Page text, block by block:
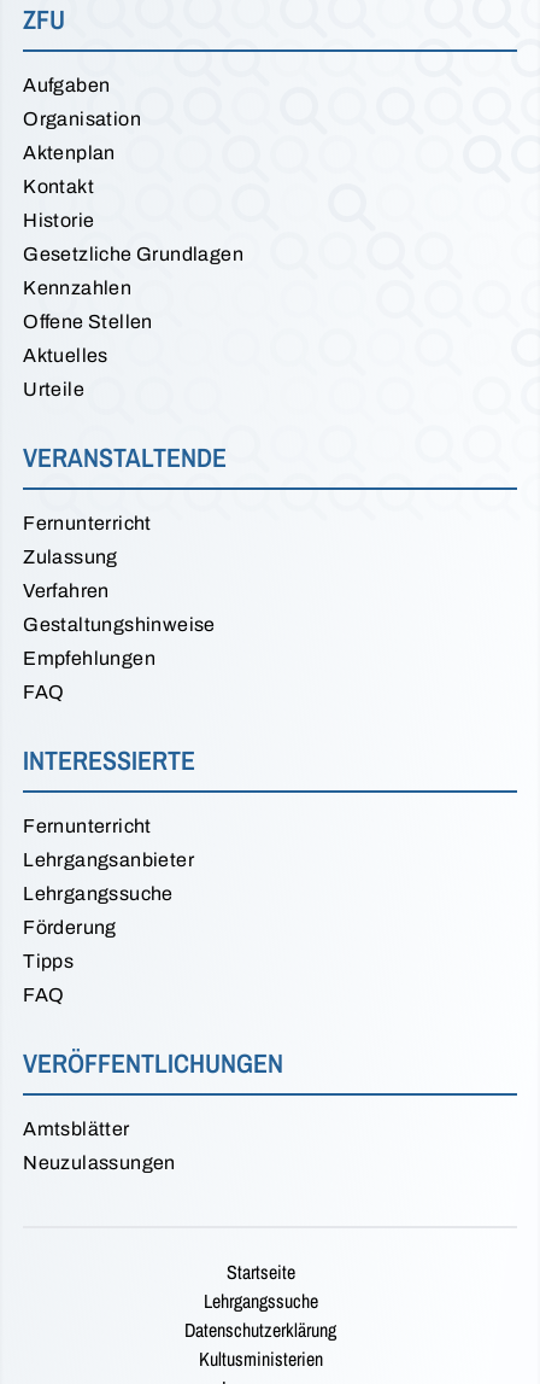
ZFU
Aufgaben
Organisation
Aktenplan
Kontakt
Historie
Gesetzliche Grundlagen
Kennzahlen
Offene Stellen
Aktuelles
Urteile
VERANSTALTENDE
Fernunterricht
Zulassung
Verfahren
Gestaltungshinweise
Empfehlungen
FAQ
INTERESSIERTE
Fernunterricht
Lehrgangsanbieter
Lehrgangssuche
Förderung
Tipps
FAQ
VERÖFFENTLICHUNGEN
Amtsblätter
Neuzulassungen
Startseite
Lehrgangssuche
Datenschutzerklärung
Kultusministerien